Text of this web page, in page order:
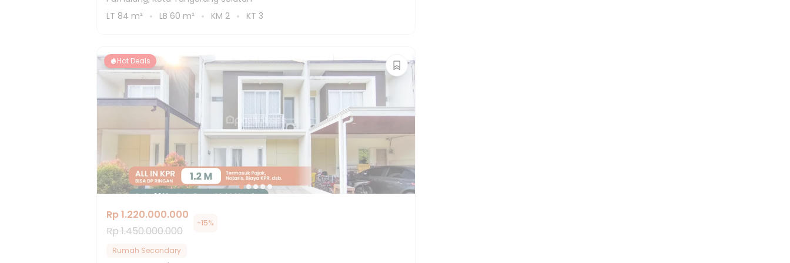
LT 84 m² LB 60 m² KM 2 KT 3
Hot Deals
Rp 1.220.000.000
Rp 1.450.000.000
-15%
Rumah Secondary